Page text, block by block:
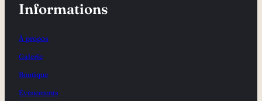
Informations
À propos
Galerie
Boutique
Évènements